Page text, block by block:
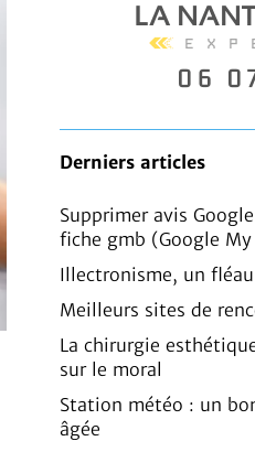
Derniers articles
Supprimer avis
fiche gmb (Google My
Illectronisme, un
Meilleurs sites de
La chirurgie
sur le moral
Station météo : un
âgée